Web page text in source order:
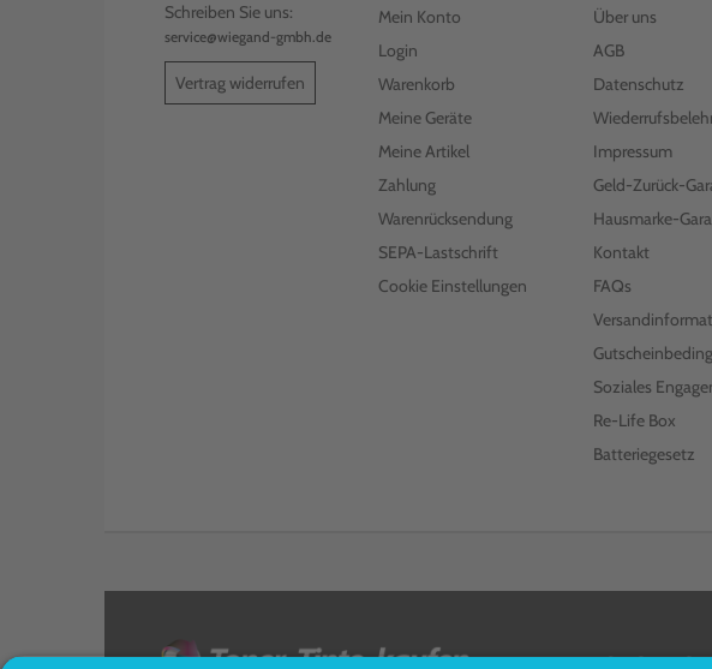
€ 132,99 inkl. MwSt. zzgl. Versand
4 KOMPATIBLE TONER ERSETZT
BROTHER TN-3600 MULTIPACK
SCHWARZ
BROTHER TONER TN-3600
inkl. MwSt. zzgl. Versand
BROTHER TONER TN-3600XL
€ 190,00 inkl. MwSt. zzgl. Versand
Schreiben Sie uns:
service@wiegand-gmbh.de
Vertrag widerrufen
Mein Konto
Login
Warenkorb
Meine Geräte
Meine Artikel
Zahlung
Warenrücksendung
SEPA-Lastschrift
Cookie Einstellungen
Über uns
AGB
Datenschutz
Impressum
Geld-Zurück-
Hausmarke-
Kontakt
FAQs
Soziales
Re-Life Box
Batteriegesetz
<